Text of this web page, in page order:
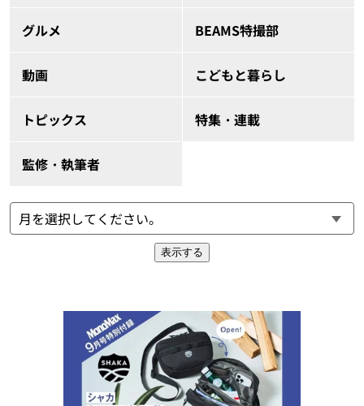
グルメ BEAMS特撮部
動画 こどもと暮らし
トピックス 特集・連載
監修・執筆者
表示する